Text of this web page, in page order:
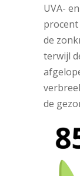
UVA-
de
terwijl
de